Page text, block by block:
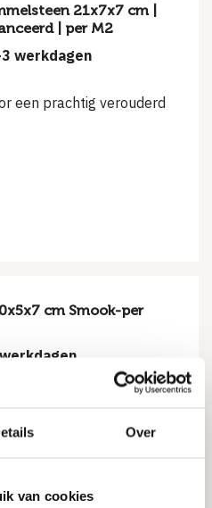
Over
van cookies
21x7x7 cm |
| per M2
werkdagen
een prachtig verouderd
cm Smook-per